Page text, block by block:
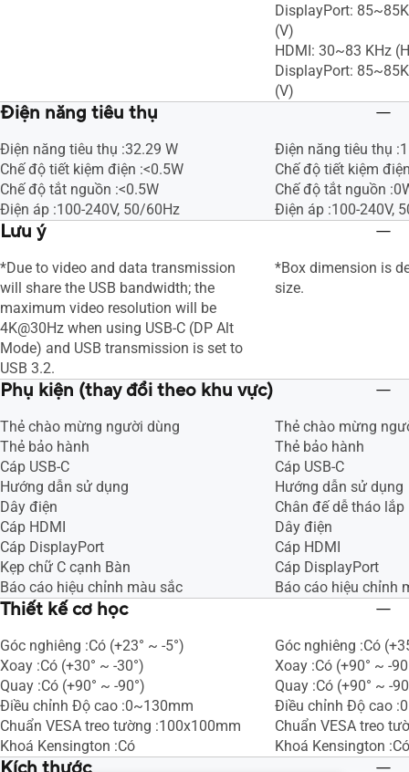
DisplayPort:
(V)
HDMI: 30~83 KHz
DisplayPort:
(V)
Điện năng tiêu thụ
Điện năng tiêu thụ :32.29 W
Chế độ tiết kiệm điện :<0.5W
Chế độ tắt nguồn :<0.5W
Điện áp :100-240V, 50/60Hz
Điện năng tiêu thụ
Chế độ tiết kiệm
Chế độ tắt nguồn
Điện áp :100-240V,
Lưu ý
*Due to video and data transmission
will share the USB bandwidth; the
maximum video resolution will be
4K@30Hz when using USB-C (DP Alt
Mode) and USB transmission is set to
USB 3.2.
*Box dimension is
size.
Phụ kiện (thay đổi theo khu vực)
Thẻ chào mừng người dùng
Thẻ bảo hành
Cáp USB-C
Hướng dẫn sử dụng
Dây điện
Cáp HDMI
Cáp DisplayPort
Kẹp chữ C cạnh Bàn
Báo cáo hiệu chỉnh màu sắc
Thẻ chào mừng
Thẻ bảo hành
Cáp USB-C
Hướng dẫn sử dụng
Chân đế dễ tháo lắp
Dây điện
Cáp HDMI
Cáp DisplayPort
Báo cáo hiệu chỉnh
Thiết kế cơ học
Góc nghiêng :Có (+23° ~ -5°)
Xoay :Có (+30° ~ -30°)
Quay :Có (+90° ~ -90°)
Điều chỉnh Độ cao :0~130mm
Chuẩn VESA treo tường :100x100mm
Khoá Kensington :Có
Góc nghiêng :Có
Xoay :Có (+90° ~ -
Quay :Có (+90° ~ -
Điều chỉnh Độ cao
Chuẩn VESA treo
Khoá Kensington :Có